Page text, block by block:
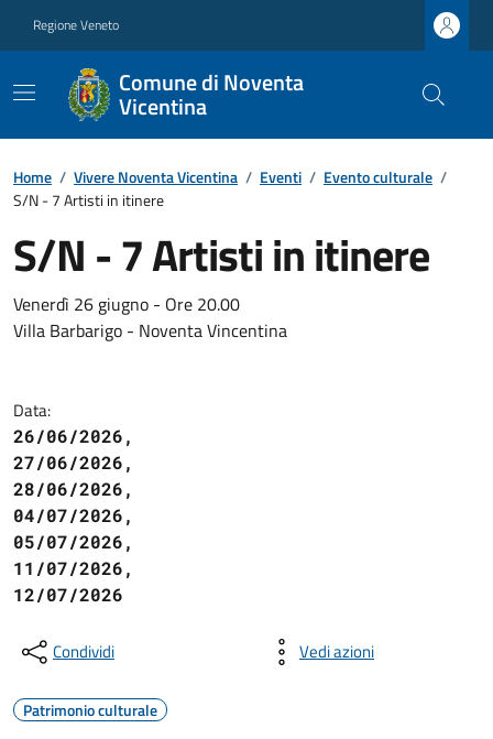
Regione Veneto
Comune di Noventa
Vicentina
Home / Vivere Noventa Vicentina / Eventi / Evento culturale /
S/N - 7 Artisti in itinere
S/N - 7 Artisti in itinere
Venerdì 26 giugno - Ore 20.00
Villa Barbarigo - Noventa Vincentina
Data:
26/06/2026,
27/06/2026,
28/06/2026,
04/07/2026,
05/07/2026,
11/07/2026,
12/07/2026
Condividi Vedi azioni
Patrimonio culturale